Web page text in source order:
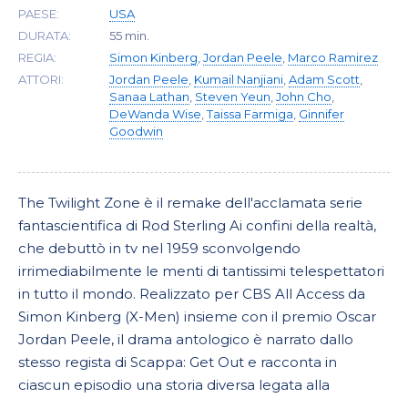
PAESE:
USA
DURATA:
55 min.
REGIA:
Simon Kinberg Jordan Peele Marco Ramirez
ATTORI:
Jordan Peele Kumail Nanjiani Adam Scott
Sanaa Lathan Steven Yeun John Cho
DeWanda Wise ,Taissa Farmiga Ginnifer
Goodwin
The Twilight Zone è il remake dell'acclamata serie
fantascientifica di Rod Sterling Ai confini della realtà,
che debuttò in tv nel 1959 sconvolgendo
irrimediabilmente le menti di tantissimi telespettatori
in tutto il mondo. Realizzato per CBS All Access da
Simon Kinberg (X-Men) insieme con il premio Oscar
Jordan Peele, il drama antologico è narrato dallo
stesso regista di Scappa: Get Out e racconta in
ciascun episodio una storia diversa legata alla